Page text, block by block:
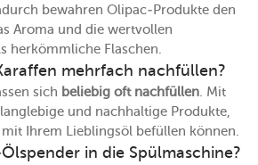
bewahren Olipac-Produkte den
Aroma und die wertvollen
herkömmliche Flaschen.
mehrfach nachfüllen?
sich beliebig oft nachfüllen. Mit
und nachhaltige Produkte,
Ihrem Lieblingsöl befüllen können.
in die Spülmaschine?